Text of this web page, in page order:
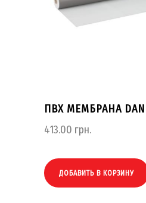
ПВХ МЕМБРАНА
413.00 грн.
ДОБАВИТЬ В КОРЗИНУ